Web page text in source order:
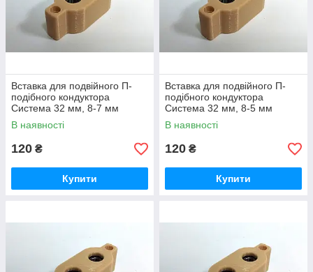
Вставка для подвійного П-
подібного кондуктора
Система 32 мм, 8-7 мм
В наявності
120 ₴
Купити
Вставка для подвійного П-
подібного кондуктора
Система 32 мм, 8-5 мм
В наявності
120 ₴
Купити